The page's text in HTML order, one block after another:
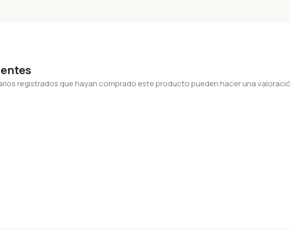
registrados que hayan comprado este producto pueden hacer una